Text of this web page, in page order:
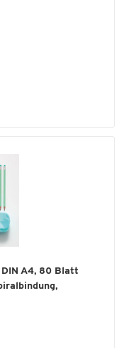
A4, 80 Blatt